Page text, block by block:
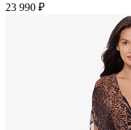
23 990 ₽